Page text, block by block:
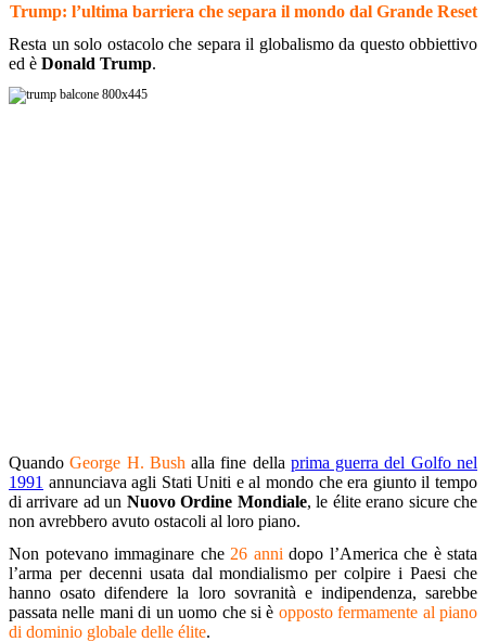
Trump: l’ultima barriera che separa il mondo dal Grande Reset
Resta un solo ostacolo che separa il globalismo da questo obbiettivo
ed è Donald Trump.
QuandoGeorge H. Bush alla fine della prima guerra del Golfo nel
1991 annunciava agli Stati Uniti e al mondo che era giunto il tempo
di arrivare ad un Nuovo Ordine Mondiale, le élite erano sicure che
non avrebbero avuto ostacoli al loro piano.
Non potevano immaginare che 26 anni dopo l’America che è stata
l’arma per decenni usata dal mondialismo per colpire i Paesi che
hanno osato difendere la loro sovranità e indipendenza, sarebbe
passata nelle mani di un uomo che si è opposto fermamente al piano
di dominio globale delle élite.